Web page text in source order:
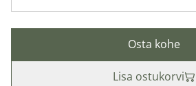
Osta kohe
Lisa ostukorvi